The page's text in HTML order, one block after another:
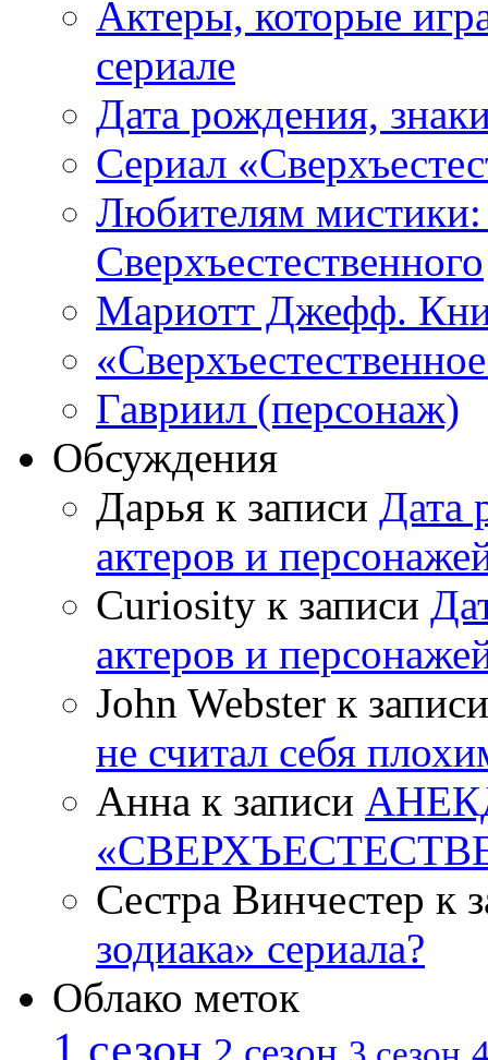
Актеры, которые
сериале
Дата рождения,
Сериал
Любителям
Сверхъестественного
Мариотт Джефф.
Гавриил (персонаж)
Обсуждения
Дарья к записи Дата
актеров и
Curiosity к записи
актеров и
John Webster к
не считал себя
Анна к записи
Сестра Винчестер к
зодиака» сериала?
Облако меток
1 сезон